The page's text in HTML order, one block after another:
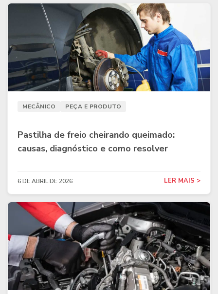
MECÂNICO PEÇA E PRODUTO
Pastilha de freio cheirando queimado:
causas, diagnóstico e como resolver
6 DE ABRIL DE 2026 LER MAIS >